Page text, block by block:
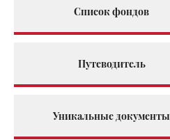
Список фондов
Путеводитель
Уникальные документы